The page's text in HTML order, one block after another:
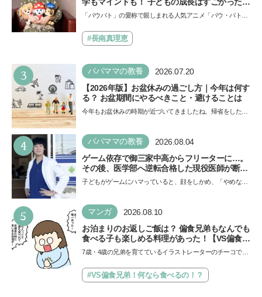
学もマインドも！ 子どもの成長はすごかった」
声優をつとめた映画『パウ・パトロール ザ・ダ
できると子どもに知ってほしい
「パウパト」の愛称で親しまれる人気アニメ「パウ・パトロ
ザ…
#長南真理恵
3 パパママの教養 2026.07.20
【2026年版】お盆休みの過ごし方｜今年は何す
る？ お盆期間にやるべきこと・避けることは
今年もお盆休みの時期が近づいてきましたね。帰省をした
が、…
4 パパママの教養 2026.08.04
ゲーム依存で御三家中高からフリーターに…。
その後、医学部へ逆転合格した現役医師が断言
「ゲームの経験が受験勉強に役立った」そう考
子どもがゲームにハマっていると、顔をしかめ、「やめなさ
い…
5 マンガ 2026.08.10
お泊まりのお返しご飯は？ 偏食兄弟もなんでも
食べる子も楽しめる料理があった！【VS偏食兄
弟！何なら食べるの！？】vol.55
7歳・4歳の兄弟を育てているイラストレーターのチーコで
が…
#VS偏食兄弟！何なら食べるの！？